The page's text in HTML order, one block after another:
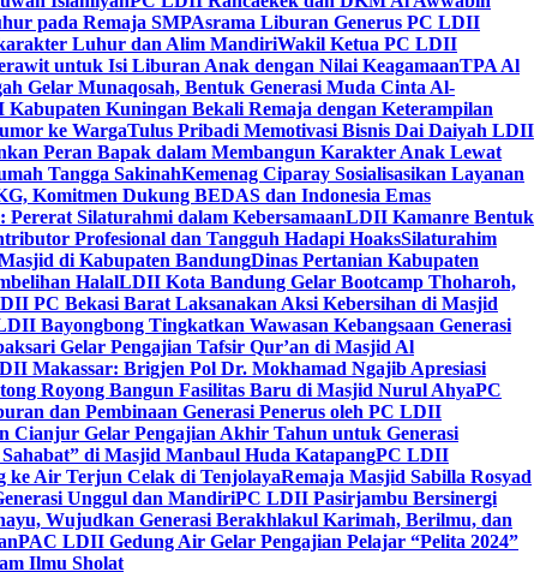
pada Remaja SMPAsrama Liburan Generus PC LDII
Luhur dan Alim MandiriWakil Ketua PC LDII
untuk Isi Liburan Anak dengan Nilai KeagamaanTPA Al
Gelar Munaqosah, Bentuk Generasi Muda Cinta Al-
Kuningan Bekali Remaja dengan Keterampilan
ke WargaTulus Pribadi Memotivasi Bisnis Dai Daiyah LDII
Peran Bapak dalam Membangun Karakter Anak Lewat
Tangga SakinahKemenag Ciparay Sosialisasikan Layanan
Komitmen Dukung BEDAS dan Indonesia Emas
Silaturahmi dalam KebersamaanLDII Kamanre Bentuk
Profesional dan Tangguh Hadapi HoaksSilaturahim
di Kabupaten BandungDinas Pertanian Kabupaten
HalalLDII Kota Bandung Gelar Bootcamp Thoharoh,
PC Bekasi Barat Laksanakan Aksi Kebersihan di Masjid
Bayongbong Tingkatkan Wawasan Kebangsaan Generasi
Gelar Pengajian Tafsir Qur’an di Masjid Al
Makassar: Brigjen Pol Dr. Mokhamad Ngajib Apresiasi
Royong Bangun Fasilitas Baru di Masjid Nurul AhyaPC
dan Pembinaan Generasi Penerus oleh PC LDII
Cianjur Gelar Pengajian Akhir Tahun untuk Generasi
di Masjid Manbaul Huda KatapangPC LDII
Air Terjun Celak di TenjolayaRemaja Masjid Sabilla Rosyad
Unggul dan MandiriPC LDII Pasirjambu Bersinergi
Wujudkan Generasi Berakhlakul Karimah, Berilmu, dan
PAC LDII Gedung Air Gelar Pengajian Pelajar “Pelita 2024”
Ilmu Sholat